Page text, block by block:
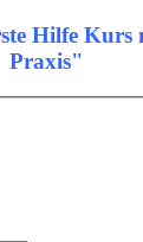
Hilfe Kurs
Praxis"